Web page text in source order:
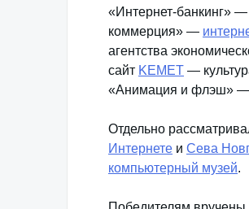
«Интернет-банкинг» —
коммерция» —
агентства
сайт KEMET —
«Анимация и флэш» —
Отдельно
Интернете и Сева
компьютерный музей.